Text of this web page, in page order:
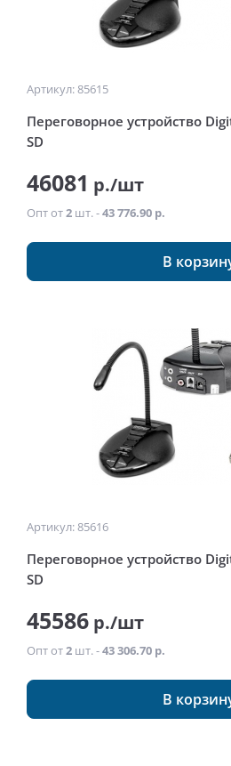
Артикул: 85615
Переговорное устройство
SD
46081 р./шт
Опт от2 шт. -43 776.90 р.
В
Артикул: 85616
Переговорное устройство
SD
45586 р./шт
Опт от2 шт. -43 306.70 р.
В